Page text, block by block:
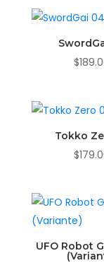
$
Tokko
$
UFO Robot